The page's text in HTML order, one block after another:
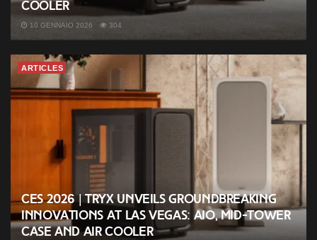
cooler
10 GENNAIO 2026 304
ARTICLES
CES 2026 | TRYX unveils groundbreaking
innovations at Las Vegas: AIO, mid-tower
case and air cooler